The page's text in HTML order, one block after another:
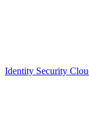
Identity Security